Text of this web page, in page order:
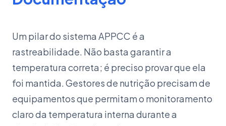
Um pilar do sistema APPCC é a
rastreabilidade. Não basta garantir a
temperatura correta; é preciso provar que ela
foi mantida. Gestores de nutrição precisam de
equipamentos que permitam o monitoramento
claro da temperatura interna durante a